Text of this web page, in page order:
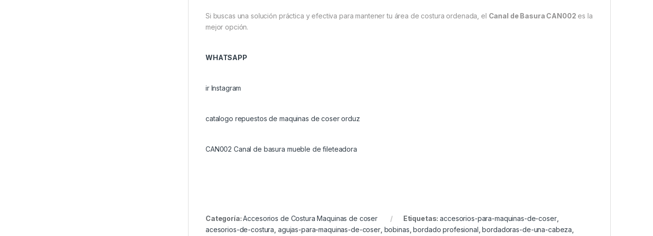
Si buscas una solución práctica y efectiva para mantener tu área de costura ordenada, el Canal de Basura CAN002 es la
mejor opción.
WHATSAPP
ir Instagram
catalogo repuestos de maquinas de coser orduz
CAN002 Canal de basura mueble de fileteadora
Categoría:Accesorios de Costura Maquinas de coser Etiquetas:accesorios-para-maquinas-de-coser,
acesorios-de-costura agujas-para-maquinas-de-coser, bobinas ,bordado profesional ,bordadoras-de-una-cabeza